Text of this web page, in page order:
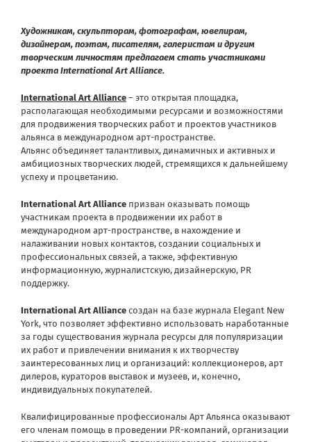
Художникам, скульпторам, фотографам, ювелирам,
дизайнерам, поэтам, писателям, галеристам и другим
творческим личностям предлагаем стать участниками
проекта International Art Alliance.
International Art Alliance – это открытая площадка,
располагающая необходимыми ресурсами и возможностями
для продвижения творческих работ и проектов участников
альянса в международном арт-пространстве.
Альянс объединяет талантливых, динамичных и активных и
амбициозных творческих людей, стремящихся к дальнейшему
успеху и процветанию.
International Art Alliance призван оказывать помощь
участникам проекта в продвижении их работ в
международном арт-пространстве, в нахождение и
налаживании новых контактов, создании социальных и
профессиональных связей, а также, эффективную
информационную, журналистскую, дизайнерскую, PR
поддержку.
International Art Alliance создан на базе журнала Elegant New
York, что позволяет эффективно использовать наработанные
за годы существования журнала ресурсы для популяризации
их работ и привлечении внимания к их творчеству
заинтересованных лиц и организаций: коллекционеров, арт
дилеров, кураторов выставок и музеев, и, конечно,
индивидуальных покупателей.
Квалифицированные профессионалы Арт Альянса оказывают
его членам помощь в проведении PR-компаний, организации